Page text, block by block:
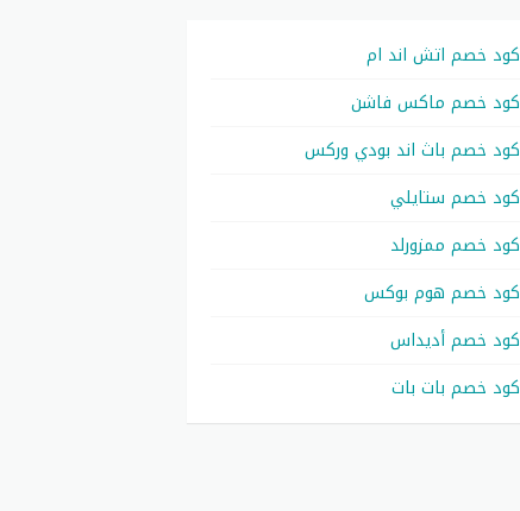
كود خصم اتش اند ام
كود خصم ماكس فاشن
كود خصم باث اند بودي وركس
كود خصم ستايلي
كود خصم ممزورلد
كود خصم هوم بوكس
كود خصم أديداس
كود خصم بات بات